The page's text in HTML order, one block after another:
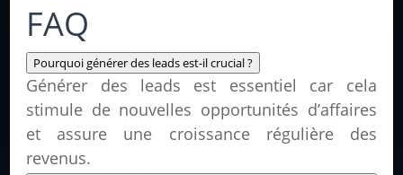
FAQ
Pourquoi générer des leads est-il crucial ?
Générer des leads est essentiel car cela
stimule de nouvelles opportunités d’affaires
et assure une croissance régulière des
revenus.